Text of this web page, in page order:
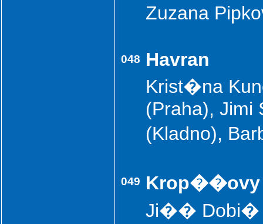
Zuzana
048 Havran
Krist�na
(Praha), Jimi
(Kladno),
049 Krop��ovy
Ji�� Dobi�